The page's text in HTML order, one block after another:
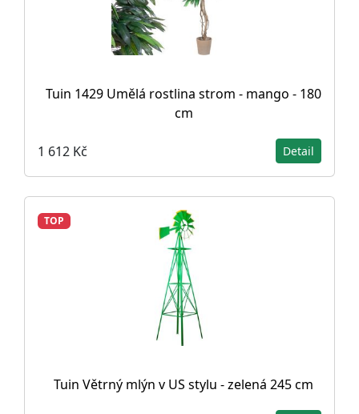
Tuin 1429 Umělá rostlina strom - mango - 180
cm
1 612 Kč Detail
TOP
Tuin Větrný mlýn v US stylu - zelená 245 cm